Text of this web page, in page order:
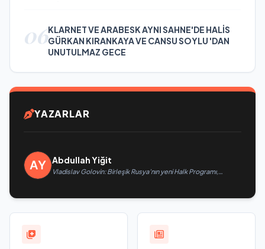
06KLARNET VE ARABESK AYNI SAHNE'DE HALİS
GÜRKAN KIRANKAYA VE CANSU SOYLU 'DAN
UNUTULMAZ GECE
YAZARLAR
Abdullah Yiğit
Vladislav Golovin: Birleşik Rusya’nın yeni Halk Programı,